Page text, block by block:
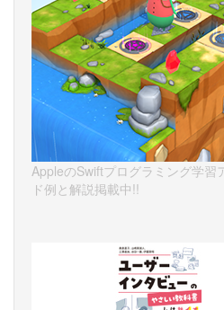
AppleのSwiftプログラミング学習
ド例と解説掲載中!!